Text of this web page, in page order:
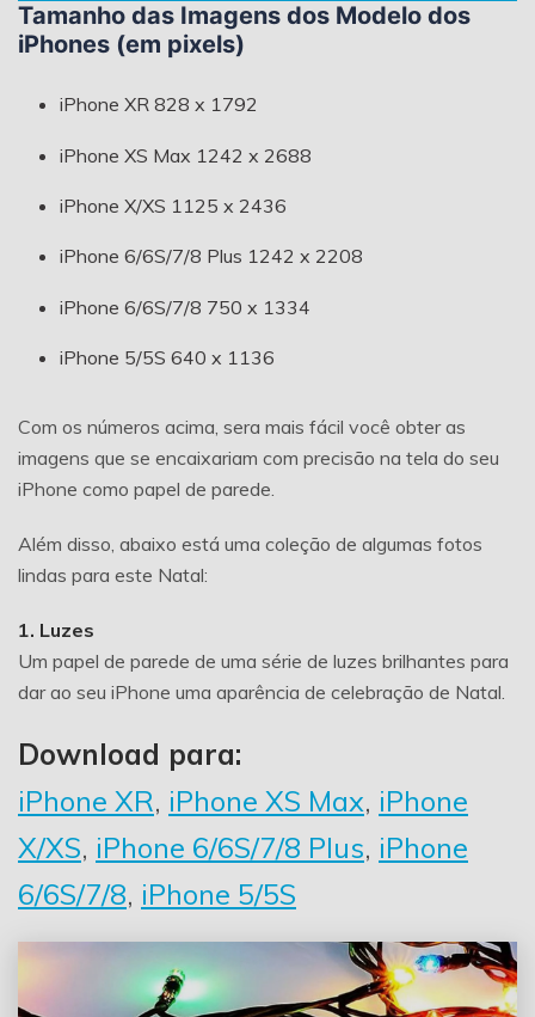
Tamanho das Imagens dos Modelo dos
iPhones (em pixels)
iPhone XR 828 x 1792
iPhone XS Max 1242 x 2688
iPhone X/XS 1125 x 2436
iPhone 6/6S/7/8 Plus 1242 x 2208
iPhone 6/6S/7/8 750 x 1334
iPhone 5/5S 640 x 1136
Com os números acima, sera mais fácil você obter as
imagens que se encaixariam com precisão na tela do seu
iPhone como papel de parede.
Além disso, abaixo está uma coleção de algumas fotos
lindas para este Natal:
1. Luzes
Um papel de parede de uma série de luzes brilhantes para
dar ao seu iPhone uma aparência de celebração de Natal.
Download para:
iPhone XR, iPhone XS Max, iPhone
X/XS, iPhone 6/6S/7/8 Plus, iPhone
6/6S/7/8, iPhone 5/5S